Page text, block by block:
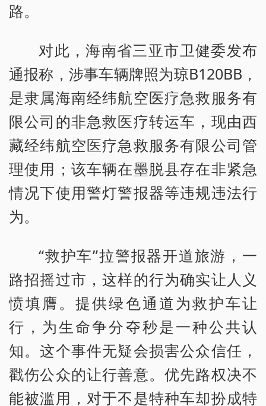
路。
对此，海南省三亚市卫健委发布
通报称，涉事车辆牌照为琼B120BB，
是隶属海南经纬航空医疗急救服务有
限公司的非急救医疗转运车，现由西
藏经纬航空医疗急救服务有限公司管
理使用；该车辆在墨脱县存在非紧急
情况下使用警灯警报器等违规违法行
为。
“救护车”拉警报器开道旅游，一
路招摇过市，这样的行为确实让人义
愤填膺。提供绿色通道为救护车让
行，为生命争分夺秒是一种公共认
知。这个事件无疑会损害公众信任，
戳伤公众的让行善意。优先路权决不
能被滥用，对于不是特种车却扮成特